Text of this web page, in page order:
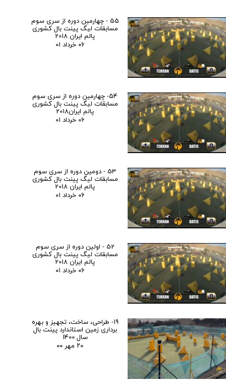
55 - چهارمین دوره از سری سوم
مسابقات لیگ پینت بال کشوری
پالم ایران 2018
۰۶ خرداد ۰۱
54- چهارمین دوره از سری سوم
مسابقات لیگ پینت بال کشوری
پالم ایران2018
۰۶ خرداد ۰۱
53 - دومین دوره از سری سوم
مسابقات لیگ پینت بال کشوری
پالم ایران 2018
۰۶ خرداد ۰۱
52 - اولین دوره از سری سوم
مسابقات لیگ پینت بال کشوری
پالم ایران 2018
۰۶ خرداد ۰۱
19- طراحی، ساخت، تجهیز و بهره
برداری زمین استاندارد پینت بال
سال 1400
۲۰ مهر ۰۰